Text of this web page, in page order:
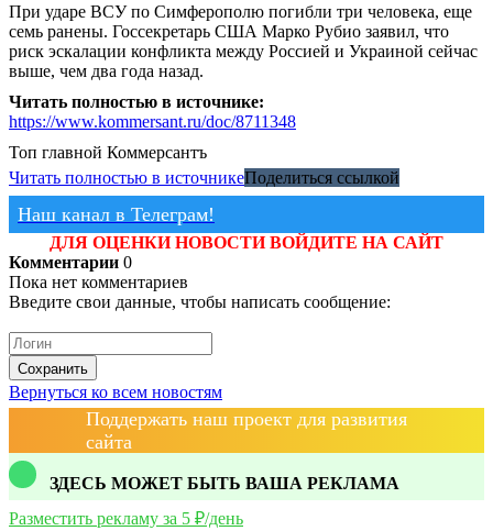
При ударе ВСУ по Симферополю погибли три человека, еще
семь ранены. Госсекретарь США Марко Рубио заявил, что
риск эскалации конфликта между Россией и Украиной сейчас
выше, чем два года назад.
Читать полностью в источнике:
https://www.kommersant.ru/doc/8711348
Топ главной Коммерсантъ
Читать полностью в источникеПоделиться ссылкой
Наш канал в Телеграм!
ДЛЯ ОЦЕНКИ НОВОСТИ ВОЙДИТЕ НА САЙТ
Комментарии 0
Пока нет комментариев
Введите свои данные, чтобы написать сообщение:
Сохранить
Вернуться ко всем новостям
Поддержать наш проект для развития
сайта
ЗДЕСЬ МОЖЕТ БЫТЬ ВАША РЕКЛАМА
Разместить рекламу за 5 ₽/день